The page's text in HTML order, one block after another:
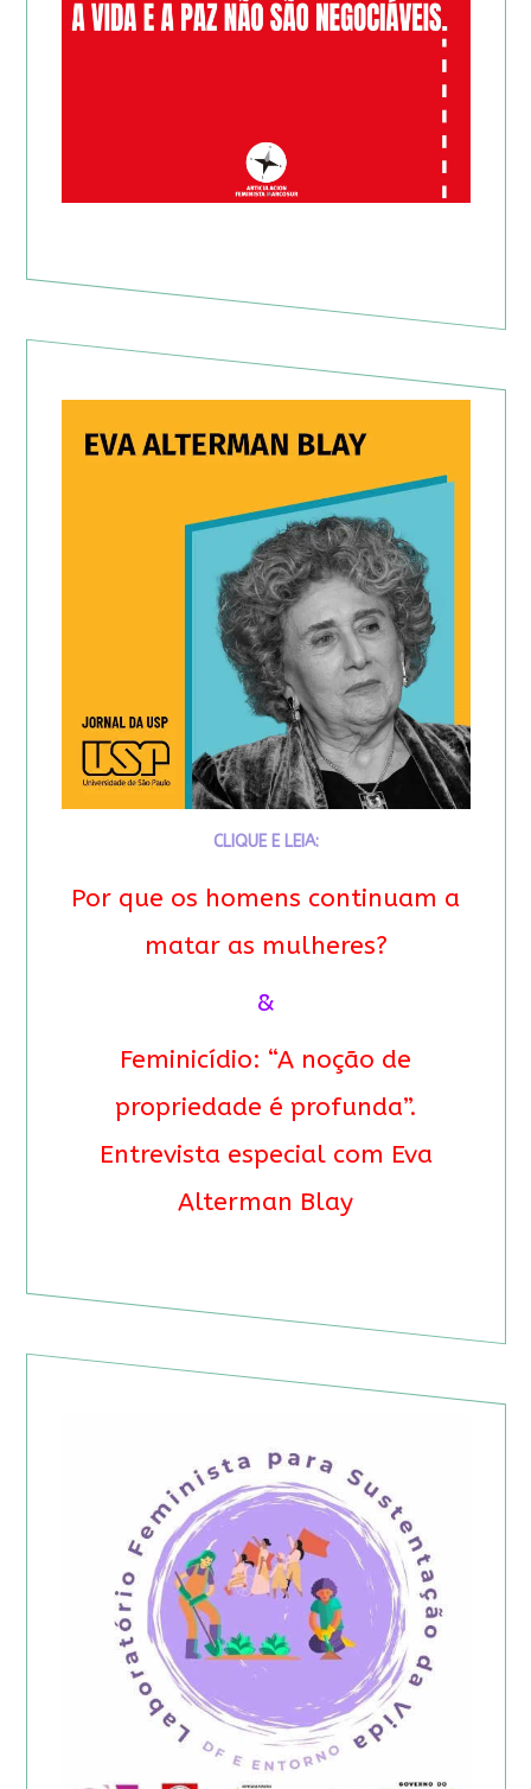
CLIQUE E LEIA:
Por que os homens continuam a
matar as mulheres?
&
Feminicídio: “A noção de
propriedade é profunda”.
Entrevista especial com Eva
Alterman Blay